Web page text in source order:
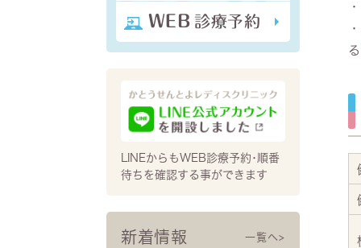
WEB 診療予約
LINEからもWEB診療予約･順番
待ちを確認する事ができます
新着情報 一覧へ>